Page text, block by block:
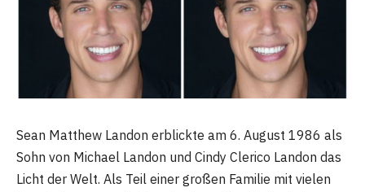
Sean Matthew Landon erblickte am 6. August 1986 als
Sohn von Michael Landon und Cindy Clerico Landon das
Licht der Welt. Als Teil einer großen Familie mit vielen